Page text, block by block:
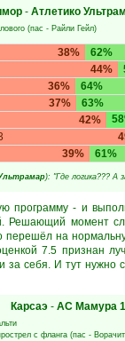
- Атлетико
(пас - Райли Гейл)
38% 62%
44%
36% 64%
37% 63%
42%
39% 61%
): "Где логика??? А
программу - и
Решающий момент
перешёл на
7.5 признан
за себя. И тут
Карсаэ - АС Мамура
с фланга (пас -